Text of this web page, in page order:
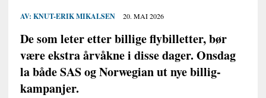
AV: KNUT-ERIK MIKALSEN 20. MAI 2026
De som leter etter billige flybilletter, bør
være ekstra årvåkne i disse dager. Onsdag
la både SAS og Norwegian ut nye billig-
kampanjer.